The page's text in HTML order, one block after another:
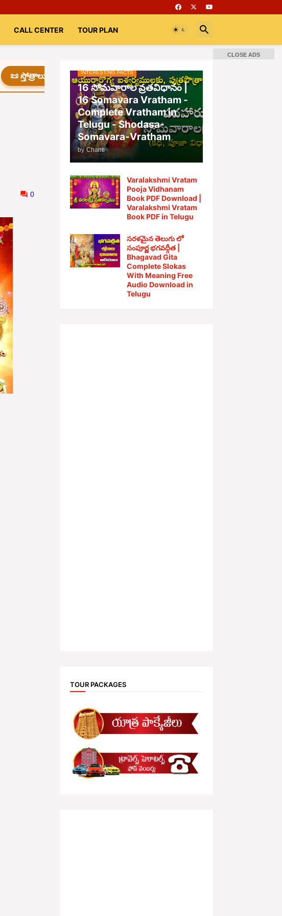
CALL CENTER TOUR PLAN
📜 స్తోత్రాలు 📚 Books Rooms భగవద్గీత
0
INTERESTING FACTS
16 సోమవారాల వ్రతవిధానం |
16 Somavara Vratham -
Complete Vratham in
Telugu - Shodasa-
Somavara-Vratham
by Chanti
Varalakshmi Vratam
Pooja Vidhanam
Book PDF Download |
Varalakshmi Vratam
Book PDF in Telugu
సరళమైన తెలుగు లో
సంపూర్ణ భగవద్గీత |
Bhagavad Gita
Complete Slokas
With Meaning Free
Audio Download in
Telugu
TOUR PACKAGES
CLOSE ADS